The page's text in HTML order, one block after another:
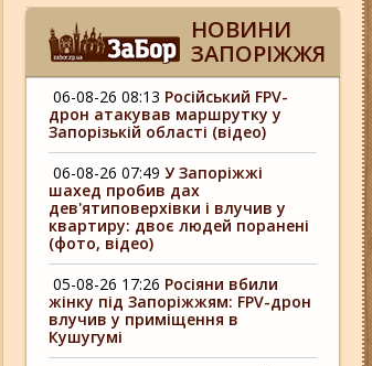
НОВИНИ
ЗАПОРІЖЖЯ
06-08-26 08:13 Російський FPV-
дрон атакував маршрутку у
Запорізькій області (відео)
06-08-26 07:49 У Запоріжжі
шахед пробив дах
дев'ятиповерхівки і влучив у
квартиру: двоє людей поранені
(фото, відео)
05-08-26 17:26 Росіяни вбили
жінку під Запоріжжям: FPV-дрон
влучив у приміщення в
Кушугумі